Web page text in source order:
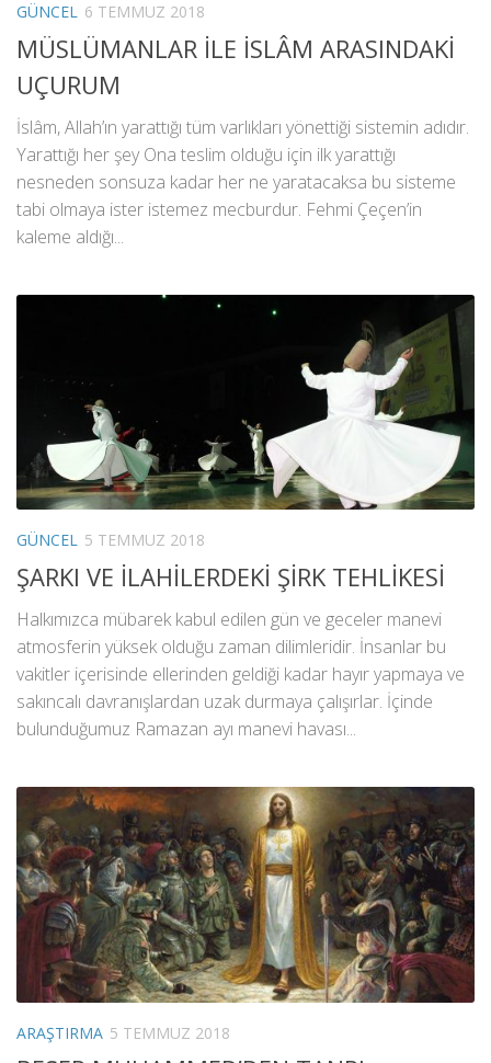
GÜNCEL 6 TEMMUZ 2018
MÜSLÜMANLAR İLE İSLÂM ARASINDAKİ
UÇURUM
İslâm, Allah’ın yarattığı tüm varlıkları yönettiği sistemin adıdır.
Yarattığı her şey Ona teslim olduğu için ilk yarattığı
nesneden sonsuza kadar her ne yaratacaksa bu sisteme
tabi olmaya ister istemez mecburdur. Fehmi Çeçen’in
kaleme aldığı...
GÜNCEL 5 TEMMUZ 2018
ŞARKI VE İLAHİLERDEKİ ŞİRK TEHLİKESİ
Halkımızca mübarek kabul edilen gün ve geceler manevi
atmosferin yüksek olduğu zaman dilimleridir. İnsanlar bu
vakitler içerisinde ellerinden geldiği kadar hayır yapmaya ve
sakıncalı davranışlardan uzak durmaya çalışırlar. İçinde
bulunduğumuz Ramazan ayı manevi havası...
ARAŞTIRMA 5 TEMMUZ 2018